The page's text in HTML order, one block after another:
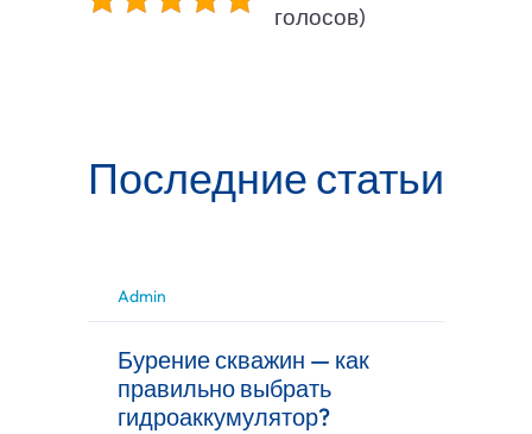
голосов)
Последние статьи
Admin
Бурение скважин — как
правильно выбрать
гидроаккумулятор?